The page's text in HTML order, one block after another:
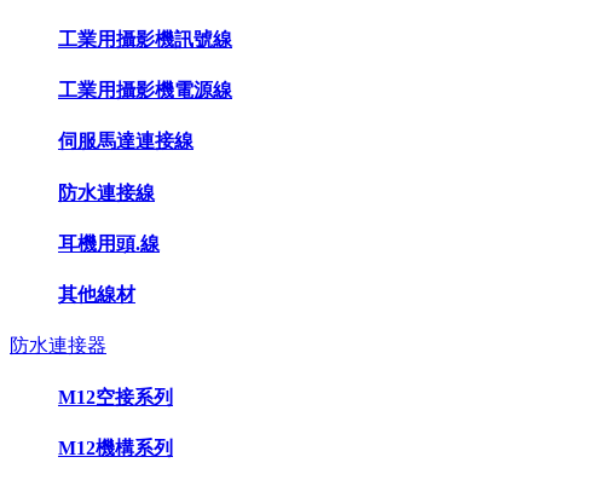
工業用攝影機訊號線
工業用攝影機電源線
伺服馬達連接線
防水連接線
耳機用頭.線
其他線材
防水連接器
M12空接系列
M12機構系列